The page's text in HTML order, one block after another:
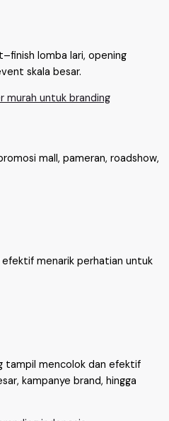
lomba lari, opening
skala besar.
mall, pameran, roadshow,
menarik perhatian untuk
tampil mencolok dan efektif
kampanye brand, hingga